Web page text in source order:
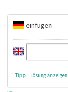
einfügen
Tipp Lösung anzeigen